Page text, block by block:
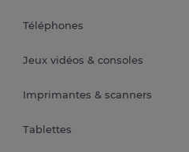
Téléphones
Jeux vidéos & consoles
Imprimantes & scanners
Tablettes